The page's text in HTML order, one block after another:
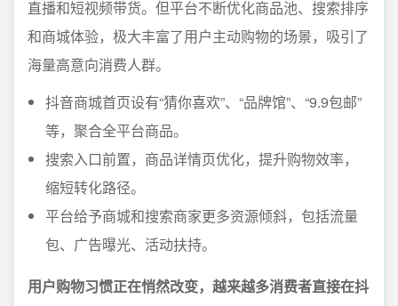
直播和短视频带货。但平台不断优化商品池、搜索排序
和商城体验，极大丰富了用户主动购物的场景，吸引了
海量高意向消费人群。
抖音商城首页设有“猜你喜欢”、“品牌馆”、“9.9包邮”
等，聚合全平台商品。
搜索入口前置，商品详情页优化，提升购物效率，
缩短转化路径。
平台给予商城和搜索商家更多资源倾斜，包括流量
包、广告曝光、活动扶持。
用户购物习惯正在悄然改变，越来越多消费者直接在抖